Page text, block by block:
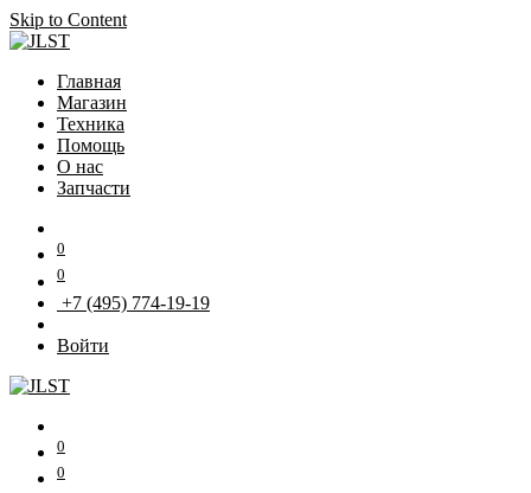
Skip to Content
Главная
Магазин
Техника
Помощь
О нас
Запчасти
0
0
+7 (495) 774-19-19
Войти
0
0